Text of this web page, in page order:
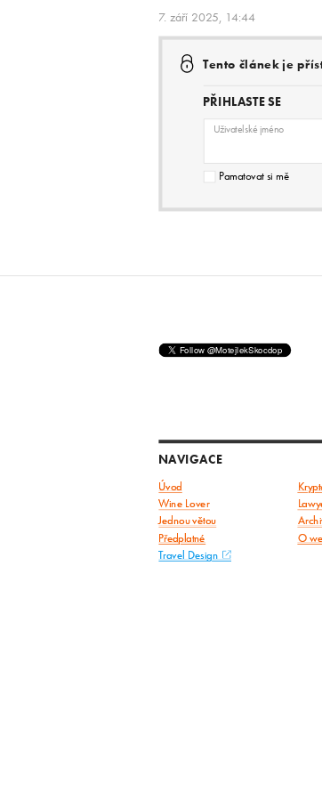
7. září 2025, 14:44
Tento článek je
PŘIHLASTE SE
Uživatelské jméno
Pamatovat si mě
NAVIGACE
Úvod
Wine Lover
Jednou větou
Předplatné O
Travel Design